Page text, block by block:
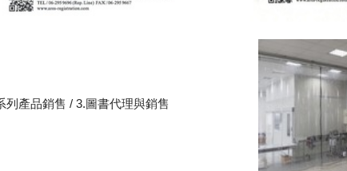
列產品銷售 / 3.圖書代理與銷售